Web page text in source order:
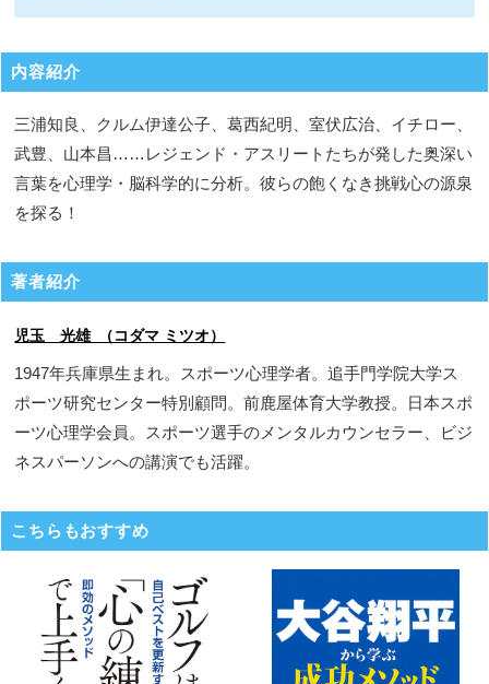
内容紹介
三浦知良、クルム伊達公子、葛西紀明、室伏広治、イチロー、
武豊、山本昌……レジェンド・アスリートたちが発した奥深い
言葉を心理学・脳科学的に分析。彼らの飽くなき挑戦心の源泉
を探る！
著者紹介
児玉 光雄 （コダマ ミツオ）
1947年兵庫県生まれ。スポーツ心理学者。追手門学院大学ス
ポーツ研究センター特別顧問。前鹿屋体育大学教授。日本スポ
ーツ心理学会員。スポーツ選手のメンタルカウンセラー、ビジ
ネスパーソンへの講演でも活躍。
こちらもおすすめ